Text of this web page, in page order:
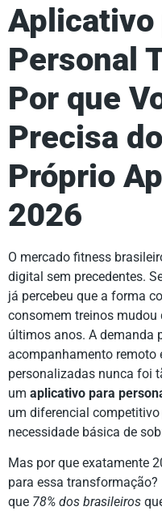
Aplicativo
Personal
Por que
Precisa
Próprio
2026
O mercado fitness
digital sem precedentes.
já percebeu que a forma
consomem treinos mudou
últimos anos. A demanda
acompanhamento remoto
personalizadas nunca foi
um aplicativo para
um diferencial
necessidade básica de
Mas por que exatamente
para essa
que 78% dos brasileiros